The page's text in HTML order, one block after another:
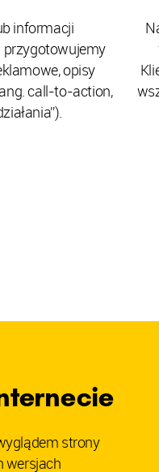
informacji
przygotowujemy
opisy
call-to-action,
strony
wersjach